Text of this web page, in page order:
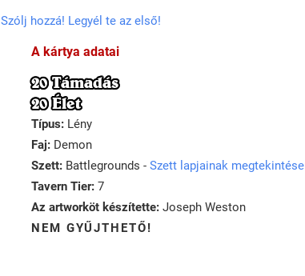
Szólj hozzá! Legyél te az első!
A kártya adatai
20 Támadás
20 Élet
Típus: Lény
Faj: Demon
Szett: Battlegrounds - Szett lapjainak megtekintése
Tavern Tier: 7
Az artworköt készítette: Joseph Weston
NEM GYŰJTHETŐ!